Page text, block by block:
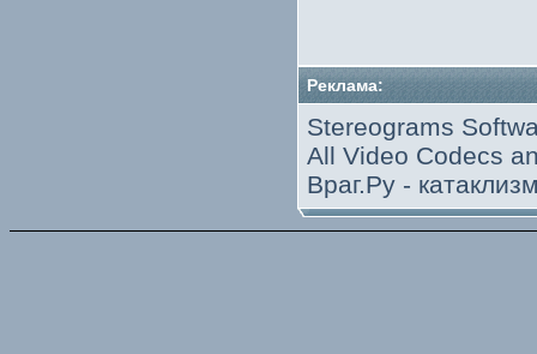
Реклама:
Stereograms
All Video Codecs
Враг.Ру -